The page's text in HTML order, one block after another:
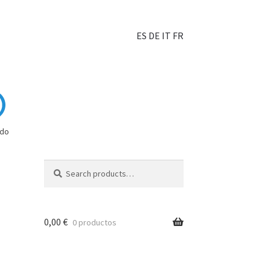
ES DE IT FR
0,00 € 0 productos